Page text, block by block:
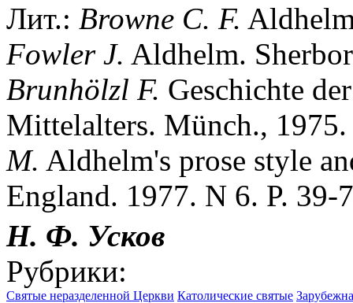
Лит.: Browne C. F.
Fowler J. Aldhelm.
Brunhölzl F. Geschichte
Mittelalters. Münch.,
M. Aldhelm's prose style
England. 1977. N 6. P. 39-
Н. Ф. Усков
Рубрики:
Святые неразделенной Церкви Католические святые